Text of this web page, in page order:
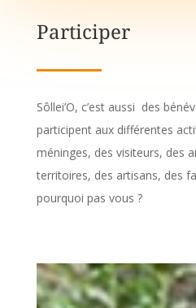
Participer
Sôllei’O, c’est aussi des
participent aux différentes
méninges, des visiteurs, des
territoires, des artisans, des
pourquoi pas vous ?